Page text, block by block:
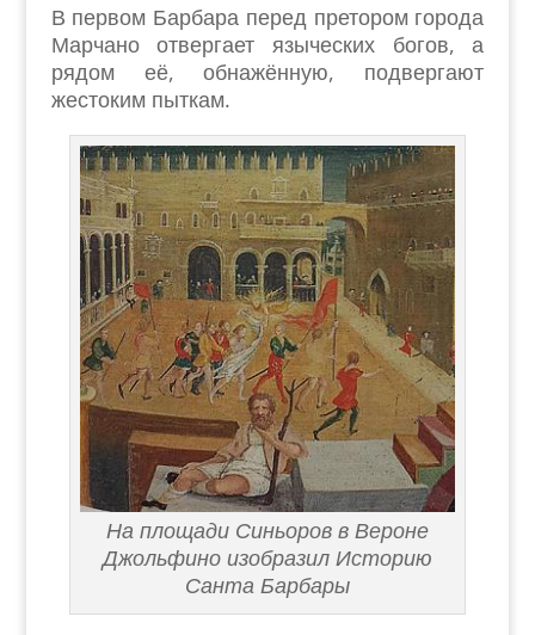
В первом Барбара перед претором города
Марчано отвергает языческих богов, а
рядом её, обнажённую, подвергают
жестоким пыткам.
На площади Синьоров в Вероне
Джольфино изобразил Историю
Санта Барбары